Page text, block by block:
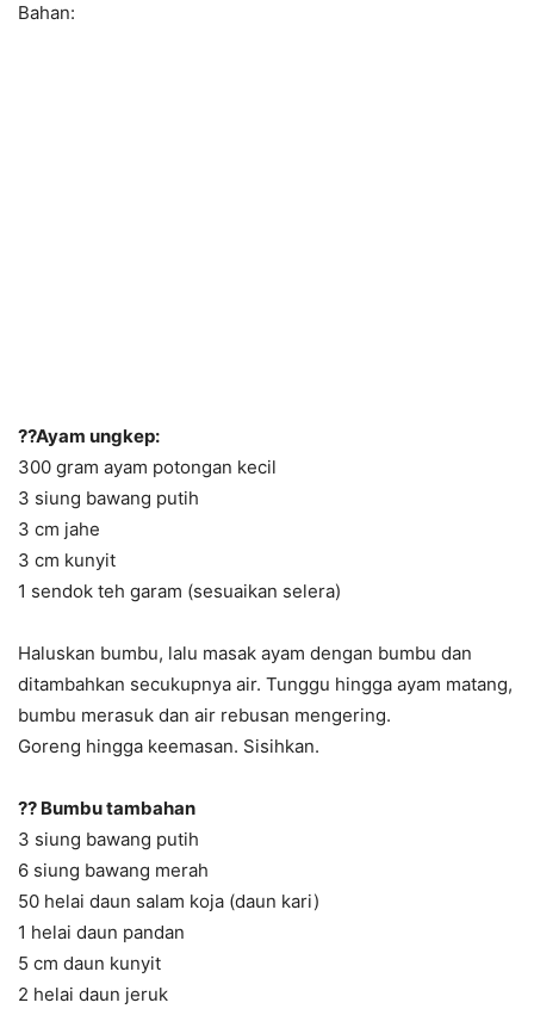
Bahan:
??Ayam ungkep:
300 gram ayam potongan kecil
3 siung bawang putih
3 cm jahe
3 cm kunyit
1 sendok teh garam (sesuaikan selera)
Haluskan bumbu, lalu masak ayam dengan bumbu dan
ditambahkan secukupnya air. Tunggu hingga ayam matang,
bumbu merasuk dan air rebusan mengering.
Goreng hingga keemasan. Sisihkan.
?? Bumbu tambahan
3 siung bawang putih
6 siung bawang merah
50 helai daun salam koja (daun kari)
1 helai daun pandan
5 cm daun kunyit
2 helai daun jeruk